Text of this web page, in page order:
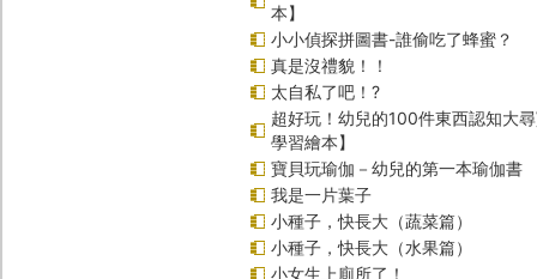
本】
小小偵探拼圖書-誰偷吃了蜂蜜？
真是沒禮貌！！
太自私了吧！?
超好玩！幼兒的100件東西認知大
學習繪本】
寶貝玩瑜伽－幼兒的第一本瑜伽書
我是一片葉子
小種子，快長大（蔬菜篇）
小種子，快長大（水果篇）
小女生上廁所了！